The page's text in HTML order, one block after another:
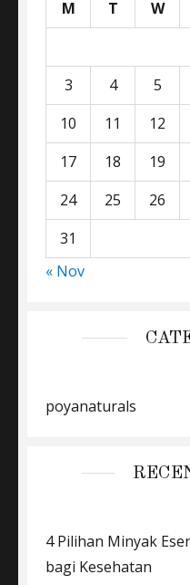
M T W
3
4 5
10
11 12
17
18 19
24
25 26
31
« Nov
poyanaturals
4 Pilihan Minyak
bagi Kesehatan